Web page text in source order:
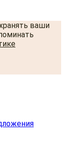
ваши